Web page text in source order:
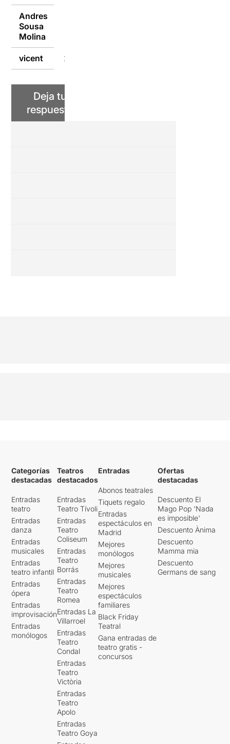
Andres
Sousa
Molina
vicent 27/12/2021
Deja tu
respuesta
Categorías
destacadas
Entradas
teatro
Entradas
danza
Entradas
musicales
Entradas
teatro infantil
Entradas
ópera
Entradas
improvisación
Entradas
monólogos
Teatros
destacados
Entradas
Teatro Tívoli
Entradas
Teatro
Coliseum
Entradas
Teatro
Borrás
Entradas
Teatro
Romea
Entradas La
Villarroel
Entradas
Teatro
Condal
Entradas
Teatro
Victòria
Entradas
Teatro
Apolo
Entradas
Teatro Goya
Entradas
Abonos teatrales
Tiquets regalo
Entradas
espectáculos en
Madrid
Mejores
monólogos
Mejores
musicales
Mejores
espectáculos
familiares
Black Friday
Teatral
Gana entradas de
teatro gratis -
concursos
Ofertas
destacadas
Descuento El
Mago Pop 'Nada
es imposible'
Descuento Ànima
Descuento
Mamma mia
Descuento
Germans de sang